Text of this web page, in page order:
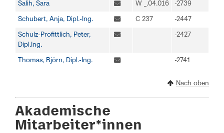
Salih, Sara W _.04.016 -2739
Schubert, Anja, Dipl.-Ing. C 237 -2447
Schulz-Profittlich, Peter,
Dipl.Ing.
-2427
Thomas, Björn, Dipl.-Ing. -2741
Nach oben
Akademische
Mitarbeiter*innen